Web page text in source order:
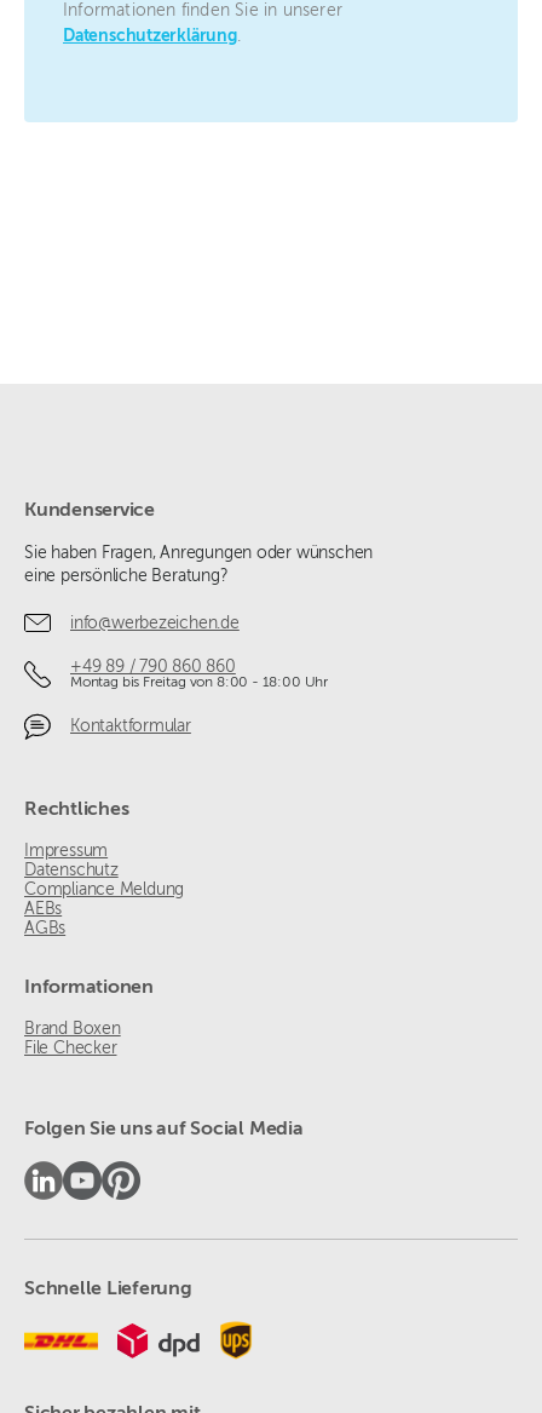
Informationen finden Sie in unserer
Datenschutzerklärung.
Kundenservice
Sie haben Fragen, Anregungen oder wünschen
eine persönliche Beratung?
info@werbezeichen.de
+49 89 / 790 860 860
Montag bis Freitag von 8:00 - 18:00 Uhr
Kontaktformular
Rechtliches
Impressum
Datenschutz
Compliance Meldung
AEBs
AGBs
Informationen
Brand Boxen
File Checker
Folgen Sie uns auf Social Media
Schnelle Lieferung